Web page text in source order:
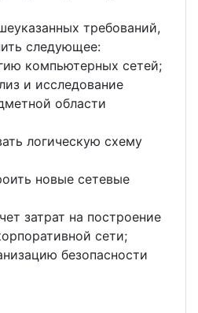
требований,
следующее:
компьютерных сетей;
и исследование
области
логическую схему
новые сетевые
затрат на построение
сети;
безопасности